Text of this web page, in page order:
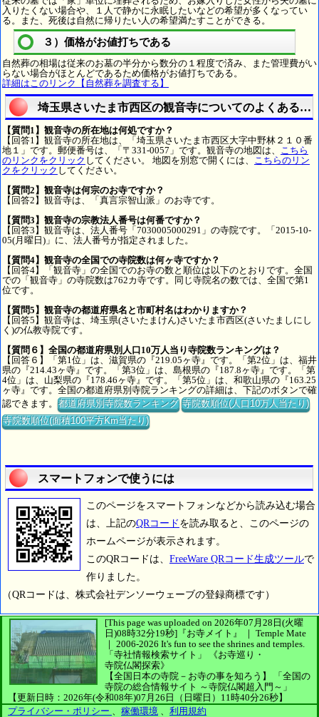
入りたくない場合や、１人で静かに永眠したいなどの希望が多くなってい
る。また、死後は自然に帰りたい人の希望満たすことができる。
３）価格がお値打ちである
自然葬の相場は従来のお墓の半分から数分の１程度で済み、また管理費がい
らない場合がほとんどであるため価格がお値打ちである。
詳細はこのリンク【自然葬を調査する】
埼玉県さいたま市西区の観音寺についてのよくある質
【質問1】観音寺の所在地は何処ですか？
【回答1】観音寺の所在地は、「埼玉県さいたま市西区大字中野林２１０番
地１」です。郵便番号は、「〒331-0057」です。観音寺の地図は、 こちら
のリンクをクリック してください。 地図を別窓で開くには、 こちらのリン
クをクリック してください。
【質問2】観音寺は何宗のお寺ですか？
【回答2】観音寺は、「真言宗智山派」のお寺です。
【質問3】観音寺の宗教法人番号は何番ですか？
【回答3】観音寺は、法人番号「7030005000291」の寺院です。「2015-10-
05(月曜日)」に、法人番号が指定されました。
【質問4】観音寺の全国での寺院数は何ヶ寺ですか？
【回答4】「観音寺」の全国でのお寺の数と順位は以下のとおりです。全国
での「観音寺」の寺院数は762カ寺です。同じ寺院名の数では、全国で第1
位です。
【質問5】観音寺の都道府県名と市町村名はわかりますか？
【回答5】観音寺は、埼玉県(さいたまけん)さいたま市西区(さいたましにし
く)の仏教寺院です。
【質問６】全国の都道府県別人口10万人当り寺院数ランキングは？
【回答６】「第1位」は、滋賀県の『219.05ヶ寺』です。「第2位」は、福井
県の『214.43ヶ寺』です。「第3位」は、島根県の『187.8ヶ寺』です。「第
4位」は、山梨県の『178.46ヶ寺』です。「第5位」は、和歌山県の『163.25
ヶ寺』です。全国の都道府県別寺院ランキングの詳細は、下記のボタンで確
認できます。都道府県別寺院数ランキング 寺院数順位(人口10万人当たり)
寺院数順位(面積100平方Km当たり)
スマートフォンで使うには
このページをスマートフォンなどから読み込む場合
は、上記のQRコード を読み取ると、このページの
ホームページが表示されます。
このQRコードは、 FreeWare QRコード生成ツールで
作りました。
（QRコードは、株式会社デンソーウェーブの登録商標です）
[This page was uploaded on 2026年07月28日(火曜
日)08時32分19秒] 『お寺メイト』 ｜ Temple Mate
｜ 2006-2026 It's fun to see the shrines and temples.
「寺社情報検索サイト」
《お寺巡り・
寺院仏閣探索》
【全国日本の寺院－お寺の事を知ろう】
「全国の
寺院の総合情報サイト ～寺院仏閣超入門～」
【更新日時：2026年(令和08年)07月26日（日曜日）11時40分26秒】
プライバシー・ポリシー 、 稼働環境 、 利用規約